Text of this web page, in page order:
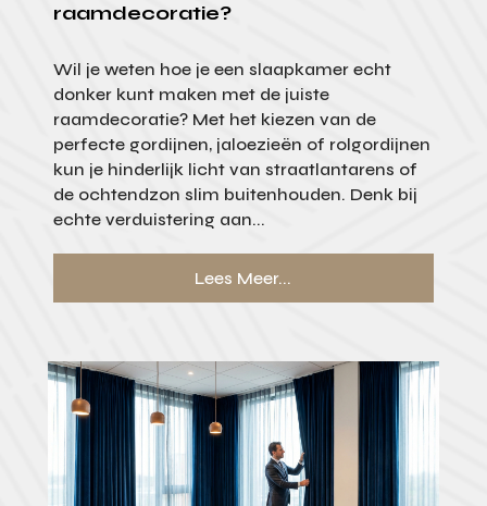
raamdecoratie?
Wil je weten hoe je een slaapkamer echt
donker kunt maken met de juiste
raamdecoratie? Met het kiezen van de
perfecte gordijnen, jaloezieën of rolgordijnen
kun je hinderlijk licht van straatlantarens of
de ochtendzon slim buitenhouden. Denk bij
echte verduistering aan...
Lees Meer...